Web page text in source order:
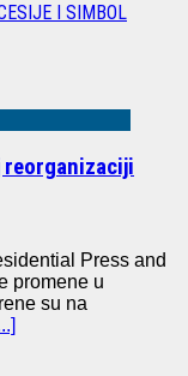
I SIMBOL
reorganizaciji
Press and
promene u
su na